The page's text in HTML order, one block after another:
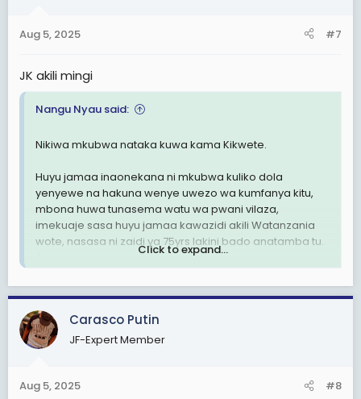
s
Aug 5, 2025 #7
JK akili mingi
Nangu Nyau said:
Nikiwa mkubwa nataka kuwa kama Kikwete.
Huyu jamaa inaonekana ni mkubwa kuliko dola
yenyewe na hakuna wenye uwezo wa kumfanya kitu,
mbona huwa tunasema watu wa pwani vilaza,
imekuaje sasa huyu jamaa kawazidi akili Watanzania
wote, nasasa ni zaidi ya 75yrs lakini bado anatamba tu.
Click to expand...
Carasco Putin
JF-Expert Member
Aug 5, 2025 #8